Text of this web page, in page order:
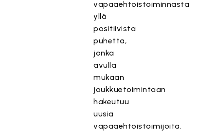
vapaaehtoistoiminnasta
yllä
positiivista
puhetta,
jonka
avulla
mukaan
joukkuetoimintaan
hakeutuu
uusia
vapaaehtoistoimijoita.